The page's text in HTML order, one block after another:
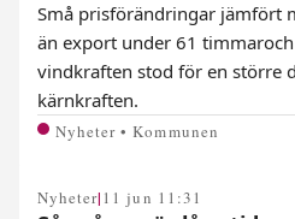
Små prisförändringar jämfört
än export under 61
vindkraften stod för en större
kärnkraften.
Nyheter • Kommunen
Nyheter| 11 jun 11:31